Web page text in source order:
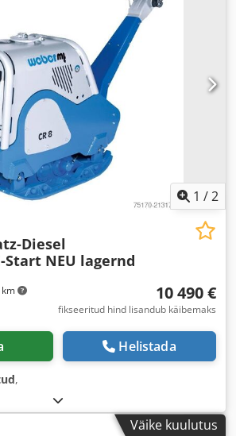
1 /2
Diesel
NEU lagernd
10 490 €
fikseeritud hind lisandub käibemaks
Helistada
,
Väike kuulutus